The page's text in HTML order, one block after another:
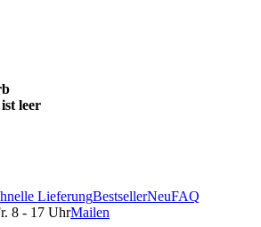
leer
LieferungBestsellerNeuFAQ
8 - 17 UhrMailen